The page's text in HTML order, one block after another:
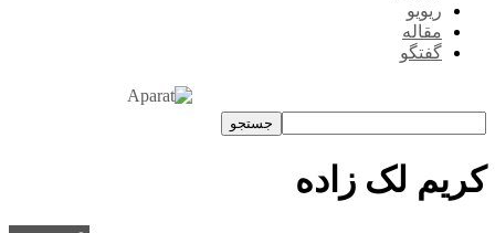
ریویو
مقاله
گفتگو
کریم لک زاده